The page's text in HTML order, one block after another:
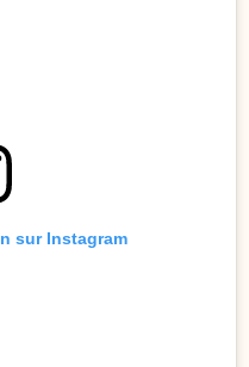
sur Instagram